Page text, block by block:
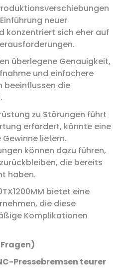
neuer
konzentriert sich eher auf
überlegene Genauigkeit,
und einfachere
beeinflussen die
zu Störungen führt
erfordert, könnte eine
liefern.
können dazu führen,
die bereits
haben.
bietet eine
die diese
Komplikationen
Pressebremsen teurer